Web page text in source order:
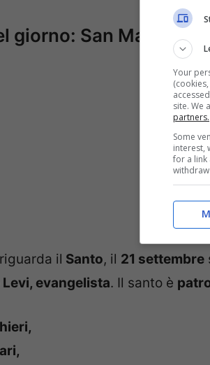
giorno: San Matteo
il Santo, il 21 settembre
evangelista. Il santo è
Your
site. We
partners.
Some
interest,
for a link